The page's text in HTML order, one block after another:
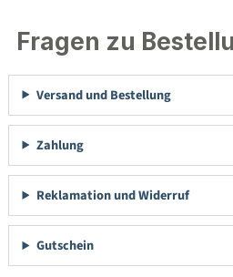
Fragen zu
Versand und Bestellung
Zahlung
Reklamation und Widerruf
Gutschein